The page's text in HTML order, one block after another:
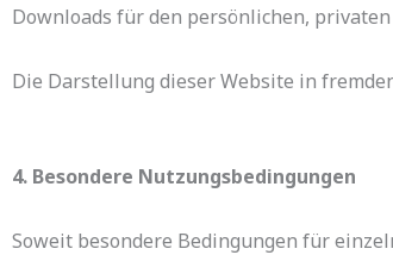
Downloads für den persönlichen,
Die Darstellung dieser Website in
4. Besondere Nutzungsbedingungen
Soweit besondere Bedingungen für